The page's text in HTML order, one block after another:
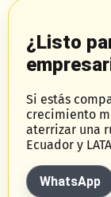
¿Listo
Si estás
crecimiento
aterrizar una
Ecuador y
WhatsApp